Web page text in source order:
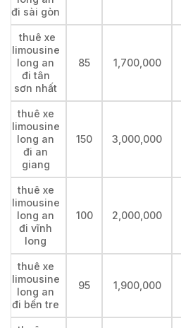
đi sài gòn
thuê xe
limousine
long an
đi tân
sơn nhất
85 1,700,000
thuê xe
limousine
long an
đi an
giang
150 3,000,000
thuê xe
limousine
long an
đi vĩnh
long
100 2,000,000
thuê xe
limousine
long an
đi bến tre
95 1,900,000